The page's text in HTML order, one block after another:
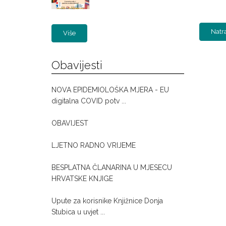
Više
Obavijesti
NOVA EPIDEMIOLOŠKA MJERA - EU
digitalna COVID potv ...
OBAVIJEST
LJETNO RADNO VRIJEME
BESPLATNA ČLANARINA U MJESECU
HRVATSKE KNJIGE
Upute za korisnike Knjižnice Donja
Stubica u uvjet ...